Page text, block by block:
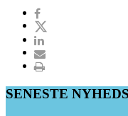
SENESTE